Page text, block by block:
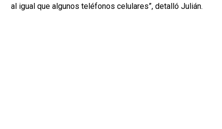
al igual que algunos teléfonos celulares”, detalló Julián.